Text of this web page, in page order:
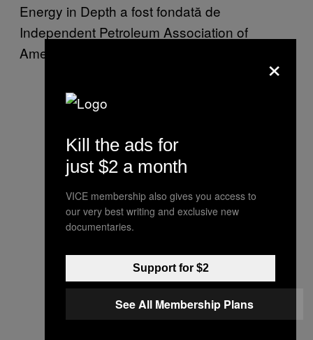
Energy in Depth a fost fondată de
Independent Petroleum Association of
America.
×
Kill the ads for
just $2 a month
VICE membership also gives you access to
our very best writing and exclusive new
documentaries.
Support for $2
See All Membership Plans